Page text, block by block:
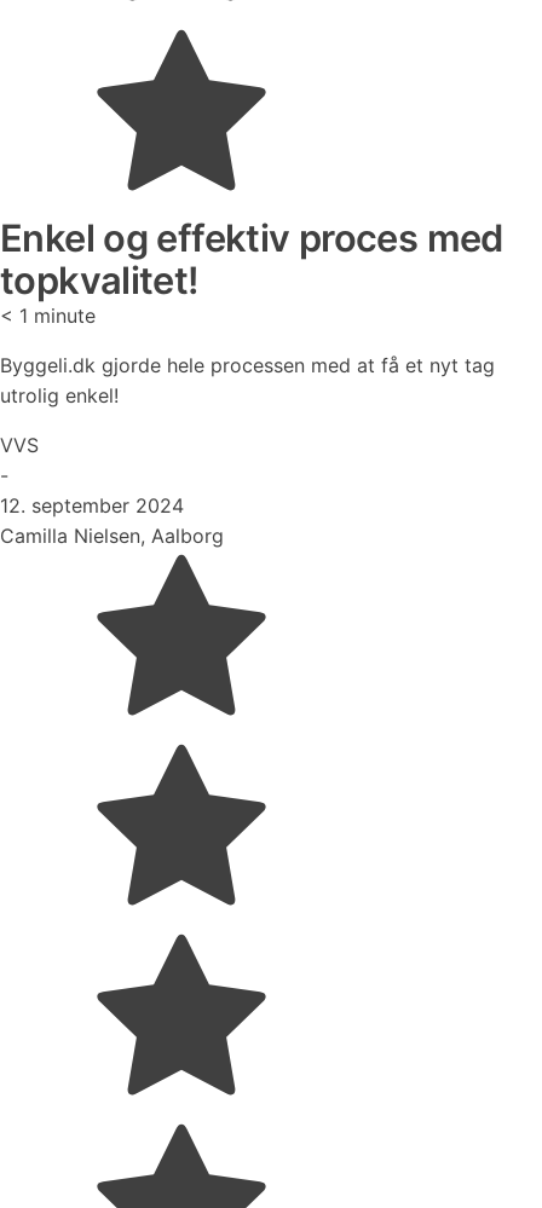
Enkel og effektiv proces med
topkvalitet!
< 1 minute
Byggeli.dk gjorde hele processen med at få et nyt tag
utrolig enkel!
VVS
-
12. september 2024
Camilla Nielsen, Aalborg